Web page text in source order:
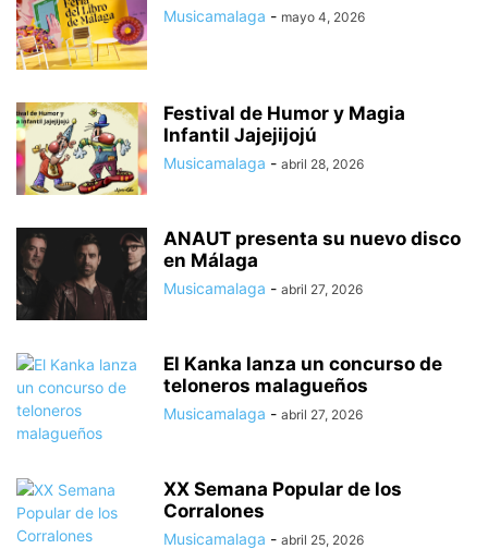
Musicamalaga - mayo 4, 2026
Festival de Humor y Magia
Infantil Jajejijojú
Musicamalaga - abril 28, 2026
ANAUT presenta su nuevo disco
en Málaga
Musicamalaga - abril 27, 2026
El Kanka lanza un concurso de
teloneros malagueños
Musicamalaga - abril 27, 2026
XX Semana Popular de los
Corralones
Musicamalaga - abril 25, 2026